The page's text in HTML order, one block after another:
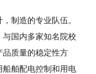
制造的专业队伍。
国内多家知名院校
品质量的稳定性方
舶配电控制和用电